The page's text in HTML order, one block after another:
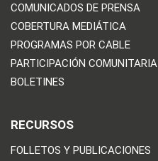
COMUNICADOS DE PRENSA
COBERTURA MEDIÁTICA
PROGRAMAS POR CABLE
PARTICIPACIÓN COMUNITARIA
BOLETINES
RECURSOS
FOLLETOS Y PUBLICACIONES